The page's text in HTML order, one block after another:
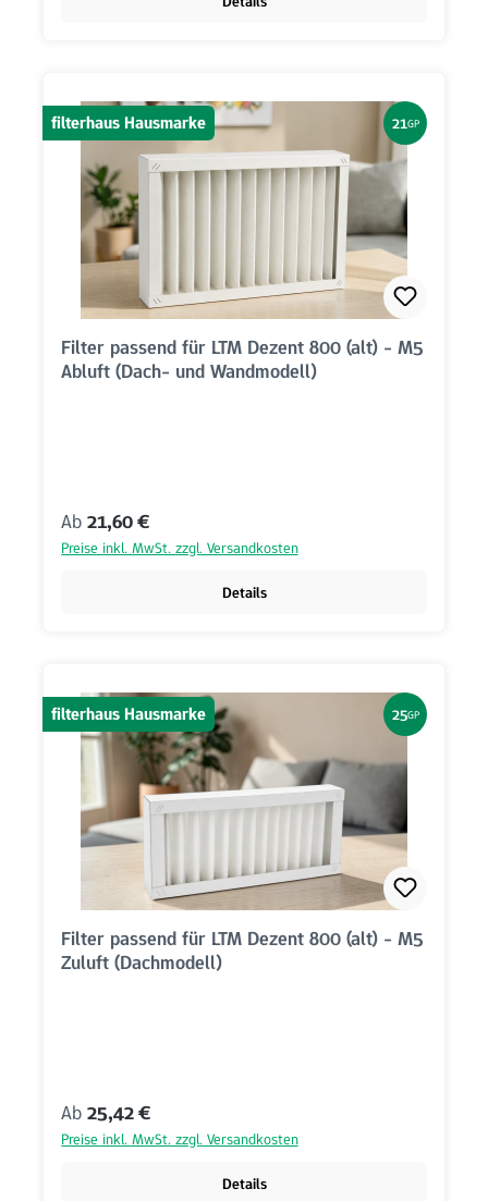
filterhaus Hausmarke 21GP
Filter passend für LTM Dezent 800 (alt) - M5
Abluft (Dach- und Wandmodell)
Regulärer Preis:
Ab 21,60 €
Preise inkl. MwSt. zzgl. Versandkosten
Details
filterhaus Hausmarke 25GP
Filter passend für LTM Dezent 800 (alt) - M5
Zuluft (Dachmodell)
Regulärer Preis:
Ab 25,42 €
Preise inkl. MwSt. zzgl. Versandkosten
Details